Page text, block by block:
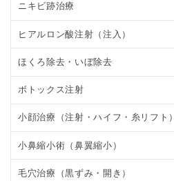
ニキビ跡治療
ヒアルロン酸注射（注入）
ほくろ除去・いぼ除去
ボトックス注射
小顔治療（注射・ハイフ・糸リフト）
小鼻縮小術（鼻翼縮小）
毛穴治療（黒ずみ・開き）